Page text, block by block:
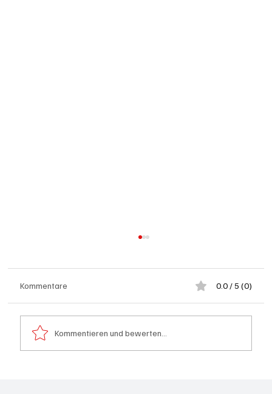
Kommentare 0.0 / 5 (0)
Kommentieren und bewerten...